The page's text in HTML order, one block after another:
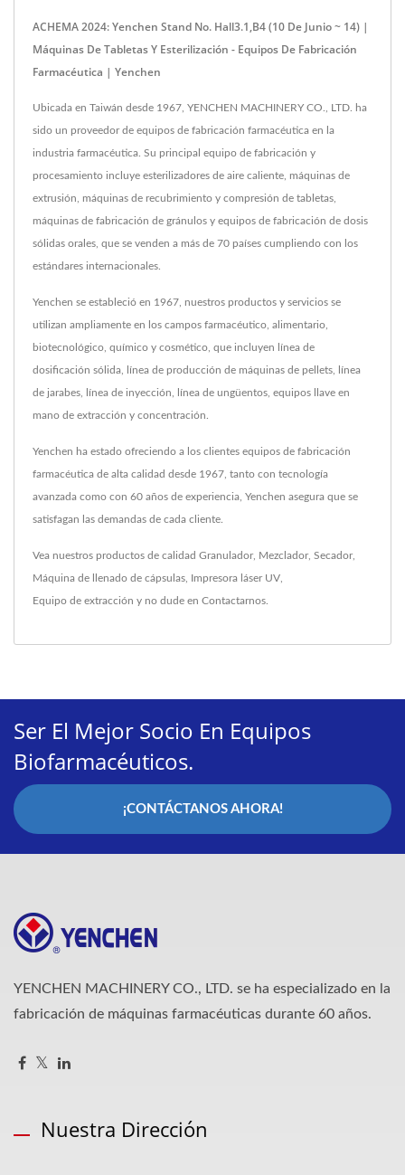
ACHEMA 2024: Yenchen Stand No. Hall3.1,B4 (10 De Junio ~ 14) |
Máquinas De Tabletas Y Esterilización - Equipos De Fabricación
Farmacéutica | Yenchen
Ubicada en Taiwán desde 1967, YENCHEN MACHINERY CO., LTD. ha
sido un proveedor de equipos de fabricación farmacéutica en la
industria farmacéutica. Su principal equipo de fabricación y
procesamiento incluye esterilizadores de aire caliente, máquinas de
extrusión, máquinas de recubrimiento y compresión de tabletas,
máquinas de fabricación de gránulos y equipos de fabricación de dosis
sólidas orales, que se venden a más de 70 países cumpliendo con los
estándares internacionales.
Yenchen se estableció en 1967, nuestros productos y servicios se
utilizan ampliamente en los campos farmacéutico, alimentario,
biotecnológico, químico y cosmético, que incluyen línea de
dosificación sólida, línea de producción de máquinas de pellets, línea
de jarabes, línea de inyección, línea de ungüentos, equipos llave en
mano de extracción y concentración.
Yenchen ha estado ofreciendo a los clientes equipos de fabricación
farmacéutica de alta calidad desde 1967, tanto con tecnología
avanzada como con 60 años de experiencia, Yenchen asegura que se
satisfagan las demandas de cada cliente.
Vea nuestros productos de calidad Granulador, Mezclador, Secador,
Máquina de llenado de cápsulas Impresora láser UV
Equipo de extracción y no dude en Contactarnos
Ser El Mejor Socio En Equipos
Biofarmacéuticos.
¡CONTÁCTANOS AHORA!
YENCHEN MACHINERY CO., LTD. se ha especializado en la
fabricación de máquinas farmacéuticas durante 60 años.
Nuestra Dirección